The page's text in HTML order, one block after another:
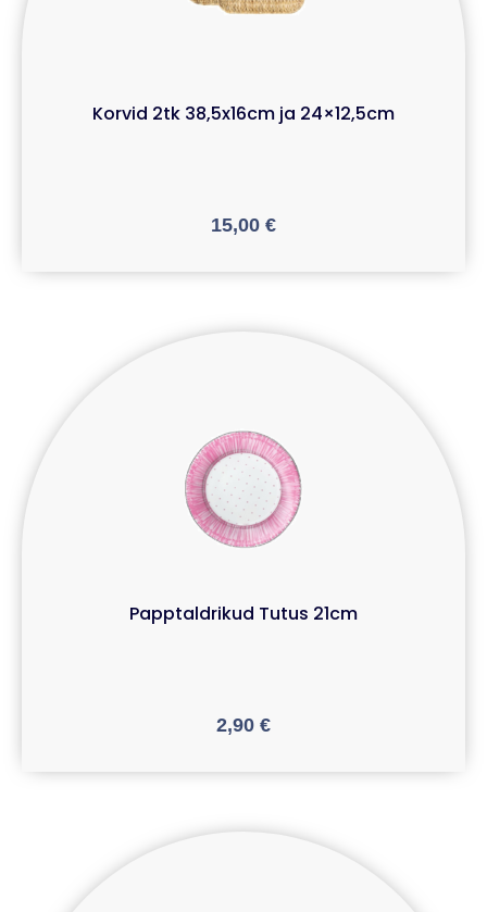
Korvid 2tk 38,5x16cm ja 24×12,5cm
15,00 €
Papptaldrikud Tutus 21cm
2,90 €